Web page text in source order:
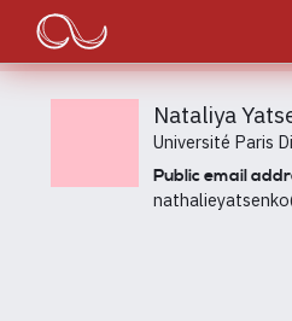
Passar
o
conteúdo
Main
navigation
Nataliya
Université Paris
Public email